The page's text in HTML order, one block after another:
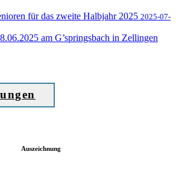
für das zweite Halbjahr 2025 2025-07-
am G’springsbach in Zellingen
Auszeichnung